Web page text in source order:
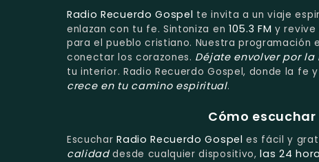
Radio Recuerdo Gospel te invita a un viaje
enlazan con tu fe. Sintoniza en 105.3 FM y revive
para el pueblo cristiano. Nuestra
conectar los corazones. Déjate envolver por
tu interior. Radio Recuerdo Gospel, donde la
crece en tu camino espiritual.
Cómo
EscucharRadio Recuerdo Gospel es fácil y
calidaddesde cualquier dispositivo,las 24